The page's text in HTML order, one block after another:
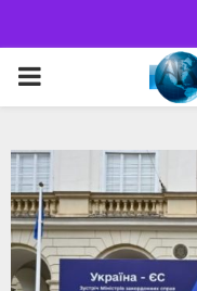
PRIMARY